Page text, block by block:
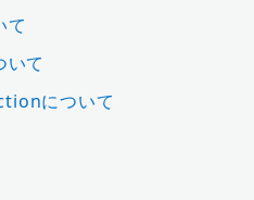
て
て
について